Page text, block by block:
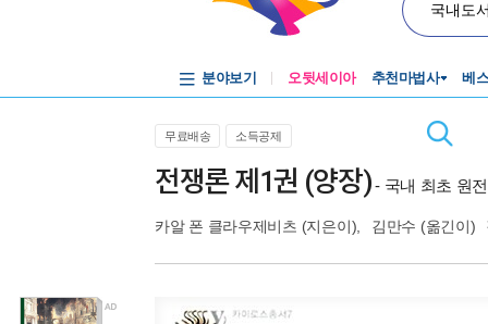
국내도
분야보기 오뒷세이아 추천마법사 베
무료배송 소득공제
전쟁론 제1권 (양장)- 국내 최초 원
카알 폰 클라우제비츠 (지은이), 김만수 (옮긴이)